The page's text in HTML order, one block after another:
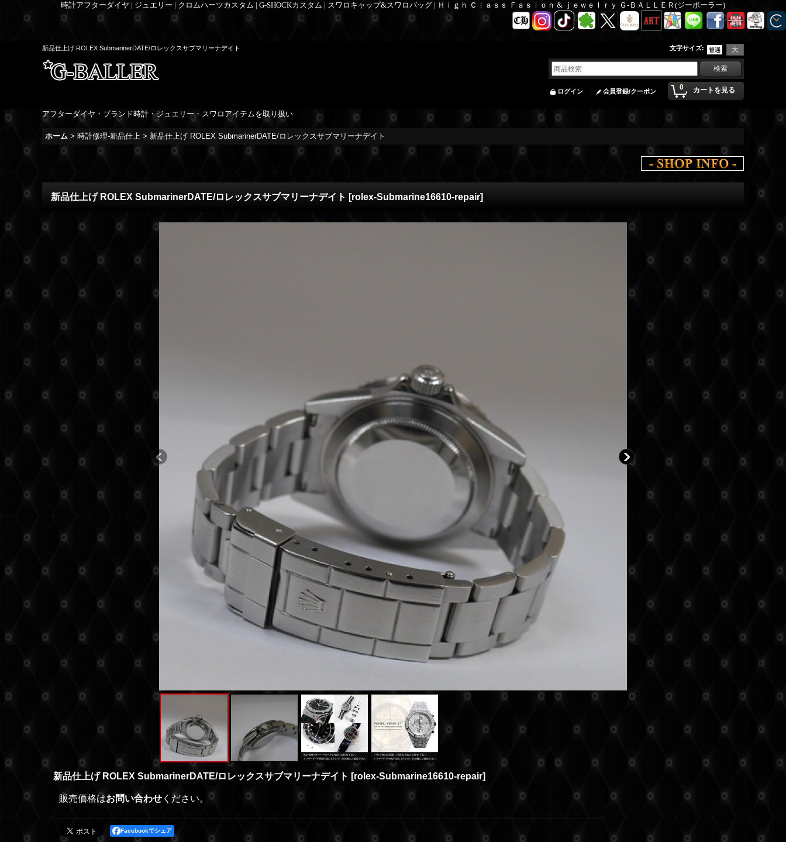
時計アフターダイヤ | ジュエリー | クロムハーツカスタム | G-SHOCKカスタム | スワロキャップ&スワロバッグ | Ｈｉｇｈ Ｃｌａｓｓ Ｆａｓｉｏｎ & ｊｅｗｅｌｒｙ Ｇ-ＢＡＬＬＥＲ(ジーボーラー)
新品仕上げ ROLEX SubmarinerDATE/ロレックスサブマリーナデイト 文字サイズ:
0 カートを見る
ログイン 会員登録/クーポン
アフターダイヤ・ブランド時計・ジュエリー・スワロアイテムを取り扱い
ホーム > 時計修理-新品仕上 > 新品仕上げ ROLEX SubmarinerDATE/ロレックスサブマリーナデイト
新品仕上げ ROLEX SubmarinerDATE/ロレックスサブマリーナデイト [rolex-Submarine16610-repair]
新品仕上げ ROLEX SubmarinerDATE/ロレックスサブマリーナデイト [rolex-Submarine16610-repair]
販売価格はお問い合わせ ください。
Facebookでシェア